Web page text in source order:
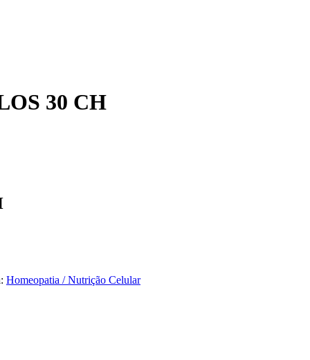
30 CH
Homeopatia / Nutrição Celular